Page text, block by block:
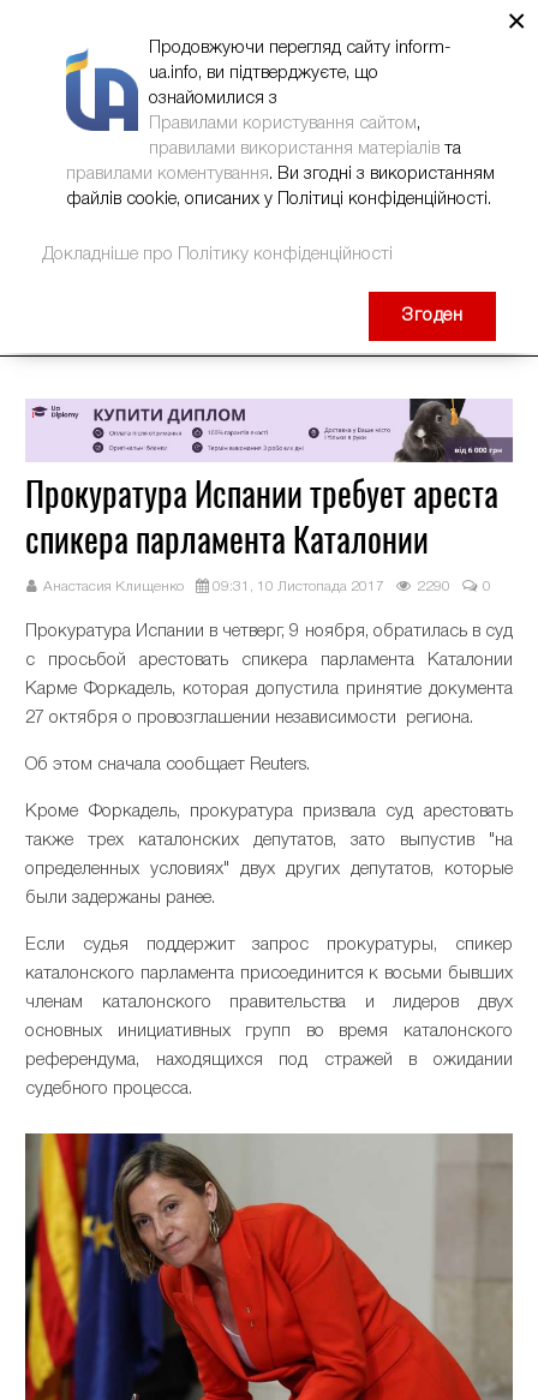
Прокуратура Испании требует ареста
спикера парламента Каталонии
Анастасия Клищенко 09:31, 10 Листопада 2017 2290 0
Прокуратура Испании в четверг, 9 ноября, обратилась в суд
с просьбой арестовать спикера парламента Каталонии
Карме Форкадель, которая допустила принятие документа
27 октября о провозглашении независимости региона.
Об этом сначала сообщает Reuters.
Кроме Форкадель, прокуратура призвала суд арестовать
также трех каталонских депутатов, зато выпустив "на
определенных условиях" двух других депутатов, которые
были задержаны ранее.
Если судья поддержит запрос прокуратуры, спикер
каталонского парламента присоединится к восьми бывших
членам каталонского правительства и лидеров двух
основных инициативных групп во время каталонского
референдума, находящихся под стражей в ожидании
судебного процесса.
×
Продовжуючи перегляд сайту inform-
ua.info, ви підтверджуєте, що
ознайомилися з
Правилами користування сайтом,
правилами використання матеріалів та
правилами коментування. Ви згодні з використанням
файлів cookie, описаних у Політиці конфіденційності.
Докладніше про Політику конфіденційності
Згоден